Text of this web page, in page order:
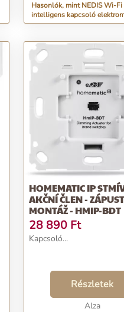
Hasonlók, mint NEDIS Wi-Fi
intelligens kapcsoló
áramkörhöz
HOMEMATIC IP
AKČNÍ ČLEN -
MONTÁŽ - HMIP-BDT
28 890 Ft
Kapcsoló...
Részletek
Alza